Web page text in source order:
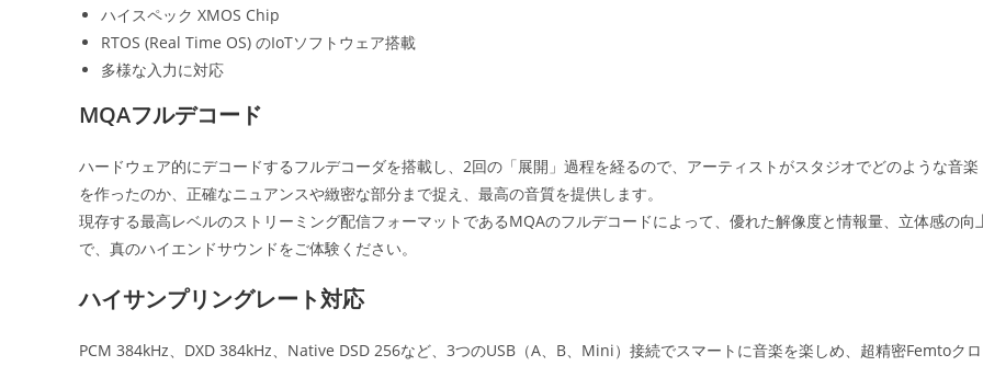
ハイスペック XMOS Chip
RTOS (Real Time OS) のIoTソフトウェア搭載
多様な入力に対応
MQAフルデコード
ハードウェア的にデコードするフルデコーダを搭載し、2回の「展開」過程を経るので、アーティストがスタジオでどのような音楽
を作ったのか、正確なニュアンスや緻密な部分まで捉え、最高の音質を提供します。
現存する最高レベルのストリーミング配信フォーマットであるMQAのフルデコードによって、優れた解像度と情報量、立体感の向
で、真のハイエンドサウンドをご体験ください。
ハイサンプリングレート対応
PCM 384kHz、DXD 384kHz、Native DSD 256など、3つのUSB（A、B、Mini）接続でスマートに音楽を楽しめ、超精密Femtoクロ